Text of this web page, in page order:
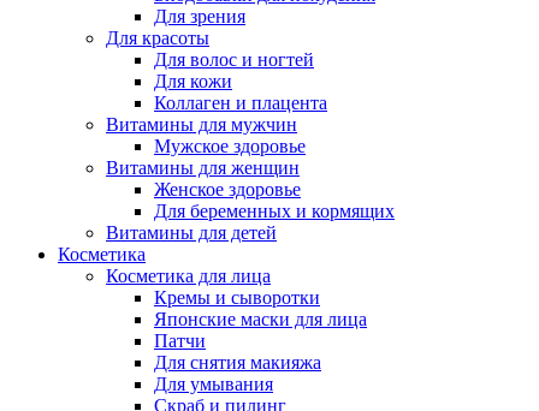
Для зрения
Для красоты
Для волос и ногтей
Для кожи
Коллаген и плацента
Витамины для мужчин
Мужское здоровье
Витамины для женщин
Женское здоровье
Для беременных и кормящих
Витамины для детей
Косметика
Косметика для лица
Кремы и сыворотки
Японские маски для лица
Патчи
Для снятия макияжа
Для умывания
Скраб и пилинг